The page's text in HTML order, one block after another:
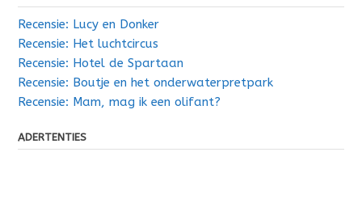
Recensie: Lucy en Donker
Recensie: Het luchtcircus
Recensie: Hotel de Spartaan
Recensie: Boutje en het onderwaterpretpark
Recensie: Mam, mag ik een olifant?
ADERTENTIES